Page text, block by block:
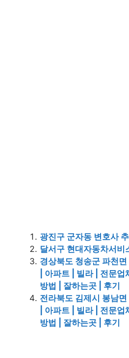
광진구 군자동 변호사
달서구 현대자동차서비
경상북도 청송군 파천
| 아파트 | 빌라 | 전문업
방법 | 잘하는곳 | 후기
전라북도 김제시 봉남
| 아파트 | 빌라 | 전문업
방법 | 잘하는곳 | 후기